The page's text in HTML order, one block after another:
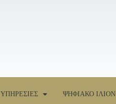
ΥΠΗΡΕΣΙΕΣ ΨΗΦΙΑΚΟ ΙΛΙΟΝ